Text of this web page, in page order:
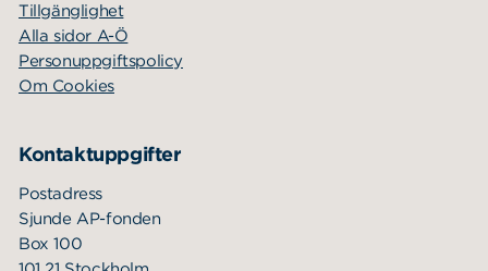
Tillgänglighet
Alla sidor A-Ö
Personuppgiftspolicy
Om Cookies
Kontaktuppgifter
Postadress
Sjunde AP-fonden
Box 100